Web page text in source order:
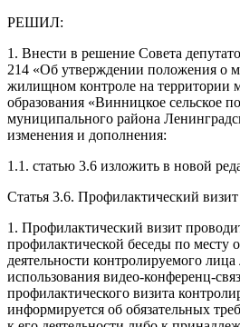
РЕШИЛ:
1. Внести в решение Совета
214 «Об утверждении положения о
жилищном контроле на территории
образования «Винницкое сельское
муниципального района
изменения и дополнения:
1.1. статью 3.6 изложить в новой
Статья 3.6. Профилактический визит
1. Профилактический визит
профилактической беседы по месту
деятельности контролируемого
использования видео-конференц-
профилактического визита
информируется об обязательных